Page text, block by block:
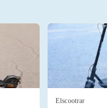
Elscootrar